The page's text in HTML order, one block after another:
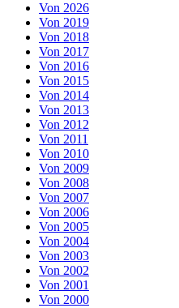
Von 2026
Von 2019
Von 2018
Von 2017
Von 2016
Von 2015
Von 2014
Von 2013
Von 2012
Von 2011
Von 2010
Von 2009
Von 2008
Von 2007
Von 2006
Von 2005
Von 2004
Von 2003
Von 2002
Von 2001
Von 2000